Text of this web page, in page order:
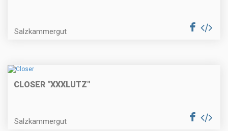
Salzkammergut
CLOSER "XXXLUTZ"
Salzkammergut